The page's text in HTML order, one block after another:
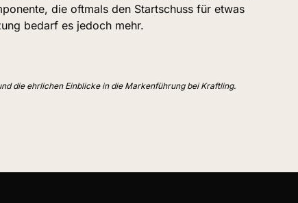
die oftmals den Startschuss für etwas
bedarf es jedoch mehr.
die ehrlichen Einblicke in die Markenführung bei Kraftling.